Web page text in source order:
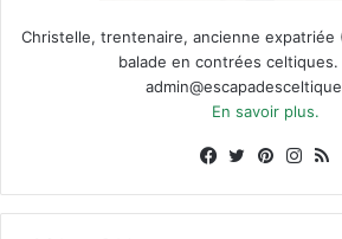
Christelle, trentenaire, ancienne expatriée
balade en contrées celtiques.
En savoir plus.
Facebook
X